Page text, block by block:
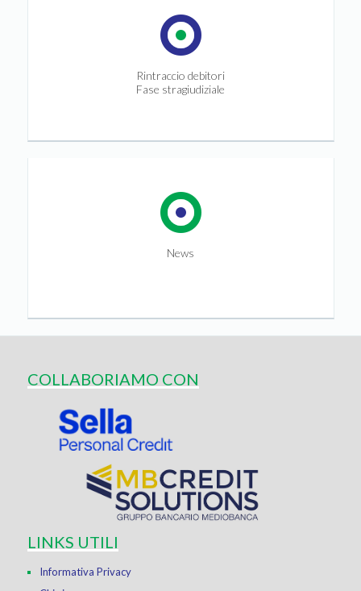
Rintraccio debitori
Fase stragiudiziale
News
COLLABORIAMO CON
LINKS UTILI
Informativa Privacy